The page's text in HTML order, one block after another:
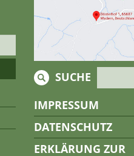
SUCHE
IMPRESSUM
DATENSCHUTZ
ERKLÄRUNG ZUR